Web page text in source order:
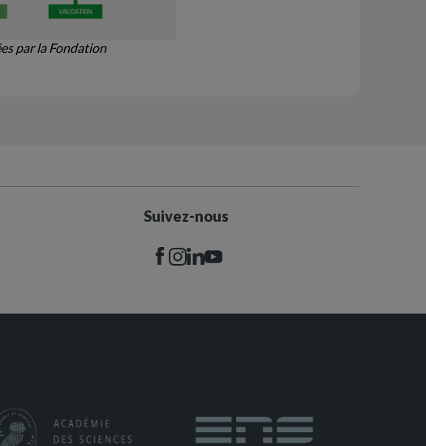
par la Fondation
Suivez-nous